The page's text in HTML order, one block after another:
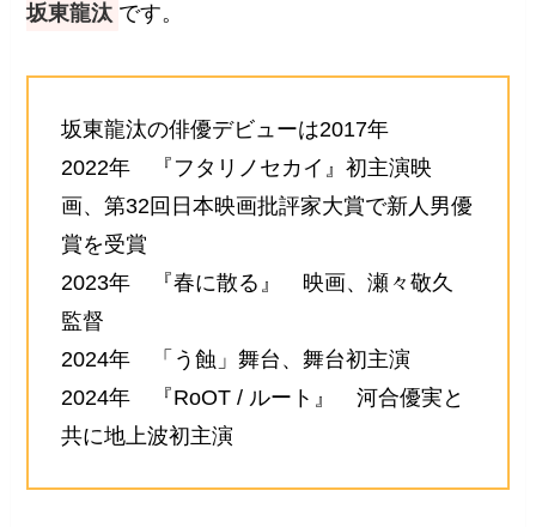
坂東龍汰 です。
坂東龍汰の俳優デビューは2017年
2022年 『フタリノセカイ』初主演映
画、第32回日本映画批評家大賞で新人男優
賞を受賞
2023年 『春に散る』 映画、瀬々敬久
監督
2024年 「う蝕」舞台、舞台初主演
2024年 『RoOT / ルート』 河合優実と
共に地上波初主演